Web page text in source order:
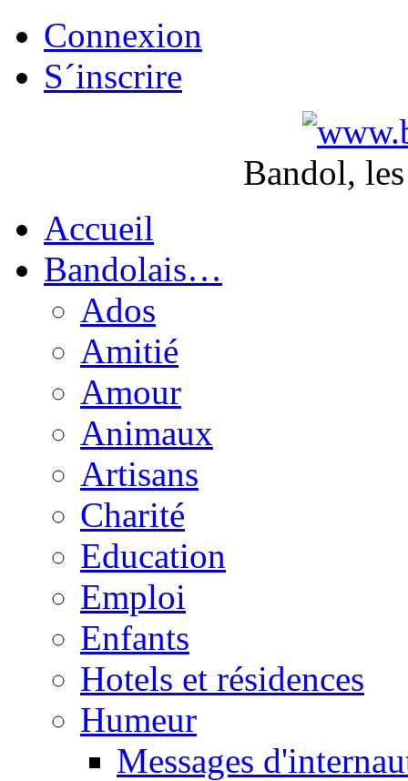
Connexion
S´inscrire
Bandol,
Accueil
Bandolais…
Ados
Amitié
Amour
Animaux
Artisans
Charité
Education
Emploi
Enfants
Hotels et résidences
Humeur
Messages